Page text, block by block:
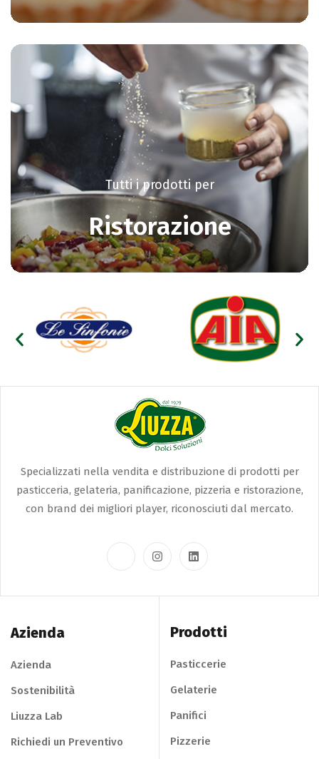
Tutti i prodotti per
Ristorazione
Specializzati nella vendita e distribuzione di prodotti per
pasticceria, gelateria, panificazione, pizzeria e ristorazione,
con brand dei migliori player, riconosciuti dal mercato.
Azienda
Azienda
Sostenibilità
Liuzza Lab
Richiedi un Preventivo
Prodotti
Pasticcerie
Gelaterie
Panifici
Pizzerie